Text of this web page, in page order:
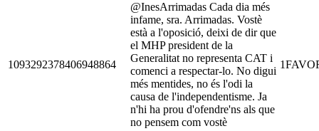
1093292378406948864
@InesArrimadas Cada dia més
infame, sra. Arrimadas. Vostè
està a l'oposició, deixi de dir que
el MHP president de la
Generalitat no representa CAT i
comenci a respectar-lo. No digui
més mentides, no és l'odi la
causa de l'independentisme. Ja
n'hi ha prou d'ofendre'ns als que
no pensem com vostè
1